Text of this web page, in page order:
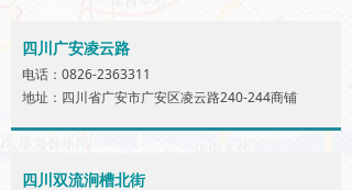
四川广安凌云路
电话：0826-2363311
地址：四川省广安市广安区凌云路240-244商铺
四川双流涧槽北街